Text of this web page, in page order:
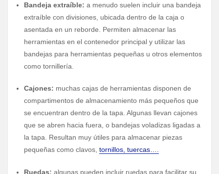
Bandeja extraíble: a menudo suelen incluir una bandeja
extraíble con divisiones, ubicada dentro de la caja o
asentada en un reborde. Permiten almacenar las
herramientas en el contenedor principal y utilizar las
bandejas para herramientas pequeñas u otros elementos
como tornillería.
Cajones: muchas cajas de herramientas disponen de
compartimentos de almacenamiento más pequeños que
se encuentran dentro de la tapa. Algunas llevan cajones
que se abren hacia fuera, o bandejas voladizas ligadas a
la tapa. Resultan muy útiles para almacenar piezas
pequeñas como clavos, tornillos, tuercas….
Ruedas: algunas pueden incluir ruedas para facilitar su